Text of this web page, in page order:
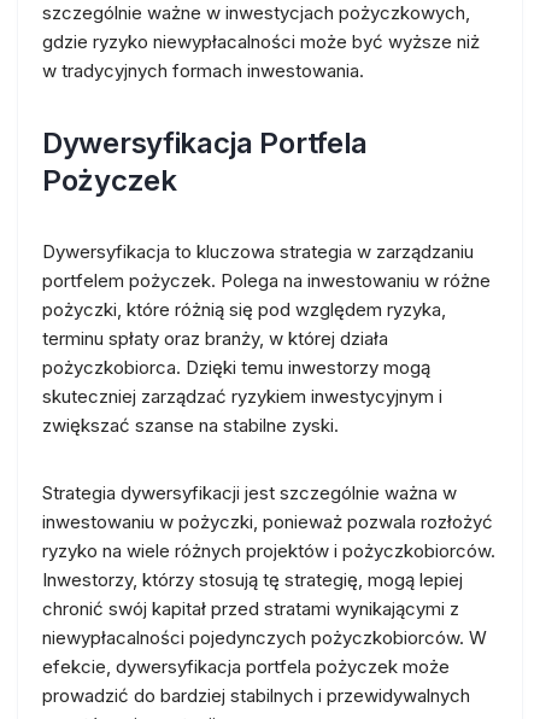
szczególnie ważne w inwestycjach pożyczkowych,
gdzie ryzyko niewypłacalności może być wyższe niż
w tradycyjnych formach inwestowania.
Dywersyfikacja Portfela
Pożyczek
Dywersyfikacja to kluczowa strategia w zarządzaniu
portfelem pożyczek. Polega na inwestowaniu w różne
pożyczki, które różnią się pod względem ryzyka,
terminu spłaty oraz branży, w której działa
pożyczkobiorca. Dzięki temu inwestorzy mogą
skuteczniej zarządzać ryzykiem inwestycyjnym i
zwiększać szanse na stabilne zyski.
Strategia dywersyfikacji jest szczególnie ważna w
inwestowaniu w pożyczki, ponieważ pozwala rozłożyć
ryzyko na wiele różnych projektów i pożyczkobiorców.
Inwestorzy, którzy stosują tę strategię, mogą lepiej
chronić swój kapitał przed stratami wynikającymi z
niewypłacalności pojedynczych pożyczkobiorców. W
efekcie, dywersyfikacja portfela pożyczek może
prowadzić do bardziej stabilnych i przewidywalnych